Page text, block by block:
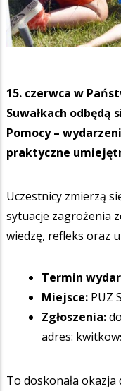
15. czerwca w
Suwałkach odbędą
Pomocy –
praktyczne
Uczestnicy zmierzą
sytuacje zagrożenia
wiedzę, refleks oraz
Termin
Miejsce: PUZ
Zgłoszenia:
adres:
To doskonała